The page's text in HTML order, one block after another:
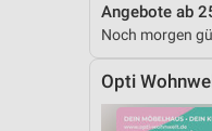
Angebote ab
Noch morgen
Opti